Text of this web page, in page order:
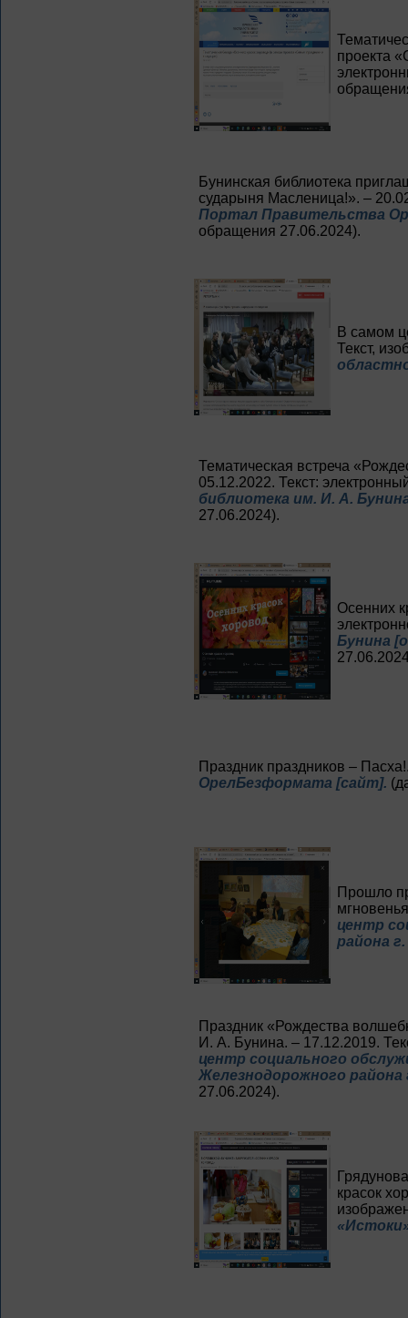
проекта
Бунинская библиотека
сударыня Масленица!». –
Портал Правительства
обращения 27.06.2024).
В самом
Текст,
Тематическая встреча
05.12.2022. Текст:
библиотека им. И. А.
27.06.2024).
Осенних
Бунина
Праздник праздников –
ОрелБезформата [сайт].
Прошло
центр
района
Праздник «Рождества
И. А. Бунина. – 17.12.2019.
центр социального
Железнодорожного района
27.06.2024).
красок